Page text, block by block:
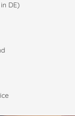
DE)